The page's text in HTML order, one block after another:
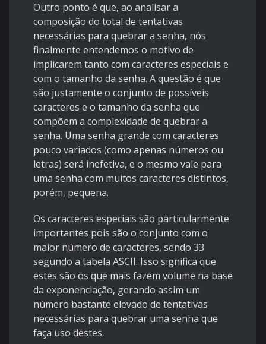
Outro ponto é que, ao analisar a
composição do total de tentativas
necessárias para quebrar a senha, nós
finalmente entendemos o motivo de
implicarem tanto com caracteres especiais e
com o tamanho da senha. A questão é que
são justamente o conjunto de possíveis
caracteres e o tamanho da senha que
compõem a complexidade de quebrar a
senha. Uma senha grande com caracteres
pouco variados (como apenas números ou
letras) será inefetiva, e o mesmo vale para
uma senha com muitos caracteres distintos,
porém, pequena.
Os caracteres especiais são particularmente
importantes pois são o conjunto com o
maior número de caracteres, sendo 33
segundo a tabela ASCII. Isso significa que
estes são os que mais fazem volume na base
da exponenciação, gerando assim um
número bastante elevado de tentativas
necessárias para quebrar uma senha que
faça uso destes.